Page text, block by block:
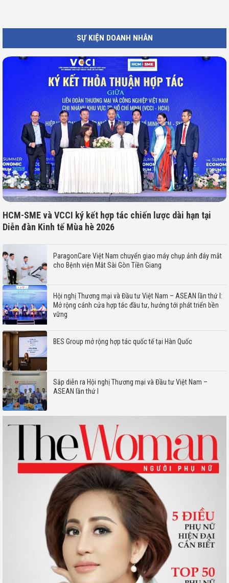
SỰ KIỆN DOANH NHÂN
HCM-SME và VCCI ký kết hợp tác chiến lược dài hạn tại
Diễn đàn Kinh tế Mùa hè 2026
ParagonCare Việt Nam chuyển giao máy chụp ảnh đáy mắt
cho Bệnh viện Mắt Sài Gòn Tiền Giang
Hội nghị Thương mại và Đầu tư Việt Nam – ASEAN lần thứ I:
Mở rộng cánh cửa hợp tác đầu tư, hướng tới phát triển bền
vững
BES Group mở rộng hợp tác quốc tế tại Hàn Quốc
Sắp diễn ra Hội nghị Thương mại và Đầu tư Việt Nam –
ASEAN lần thứ I